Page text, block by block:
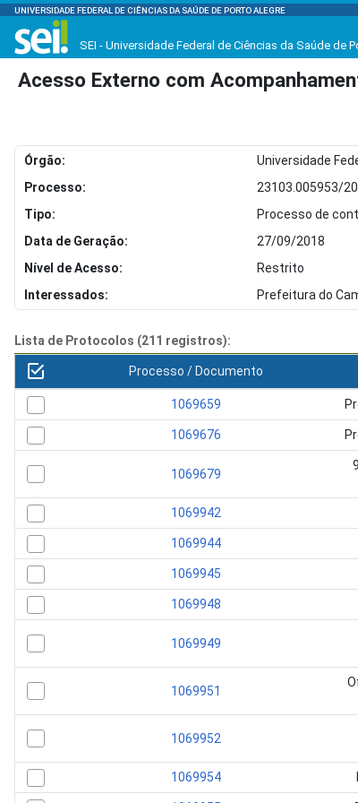
UNIVERSIDADE FEDERAL DE CIÊNCIAS DA SAÚDE DE PORTO ALEGRE
SEI - Universidade Federal de Ciências da Saúde de
Acesso Externo com
Órgão:
Universidade
Processo:
23103.005953/
Tipo:
Processo de
Data de Geração:
27/09/2018
Nível de Acesso:
Restrito
Interessados:
Prefeitura do
Lista de Protocolos (211 registros):
Processo / Documento
1069659
1069676
1069679
1069942
1069944
1069945
1069948
1069949
1069951
1069952
1069954